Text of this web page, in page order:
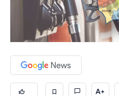
A+